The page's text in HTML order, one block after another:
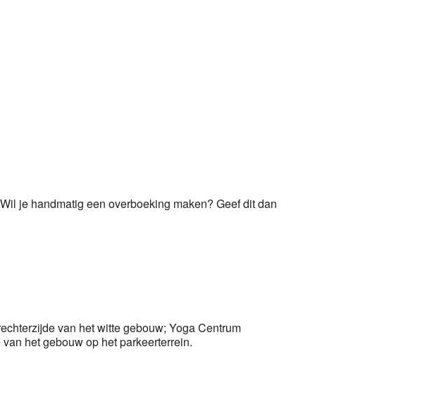
je handmatig een overboeking maken? Geef dit dan
van het witte gebouw; Yoga Centrum
het gebouw op het parkeerterrein.